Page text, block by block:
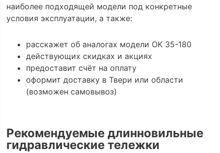
наиболее подходящей модели под конкретные
условия эксплуатации, а также:
расскажет об аналогах модели OK 35-180
действующих скидках и акциях
предоставит счёт на оплату
оформит доставку в Твери или области
(возможен самовывоз)
Рекомендуемые длинновильные
гидравлические тележки